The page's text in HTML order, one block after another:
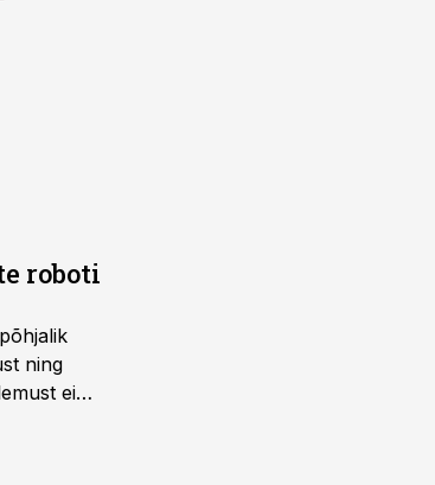
roboti
ning
ei